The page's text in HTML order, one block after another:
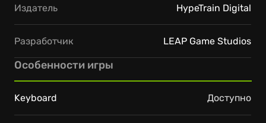
Издатель HypeTrain Digital
Разработчик LEAP Game Studios
Особенности игры
Keyboard Доступно